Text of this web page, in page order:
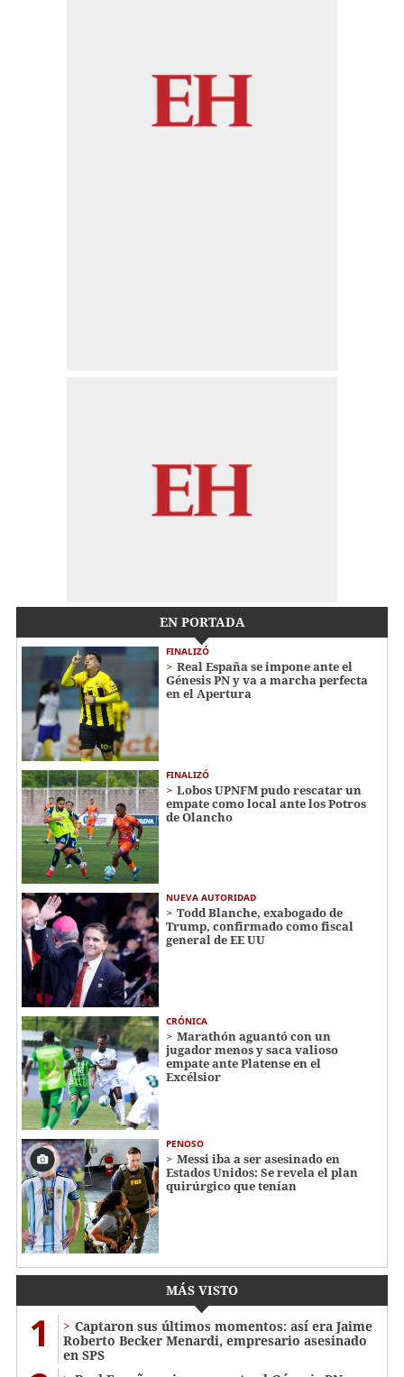
EN PORTADA
FINALIZÓ
Real España se impone ante el
Génesis PN y va a marcha perfecta
en el Apertura
FINALIZÓ
Lobos UPNFM pudo rescatar un
empate como local ante los Potros
de Olancho
NUEVA AUTORIDAD
Todd Blanche, exabogado de
Trump, confirmado como fiscal
general de EE UU
CRÓNICA
Marathón aguantó con un
jugador menos y saca valioso
empate ante Platense en el
Excélsior
PENOSO
Messi iba a ser asesinado en
Estados Unidos: Se revela el plan
quirúrgico que tenían
MÁS VISTO
1
Captaron sus últimos momentos: así era Jaime
Roberto Becker Menardi​​​, empresario asesinado
en SPS